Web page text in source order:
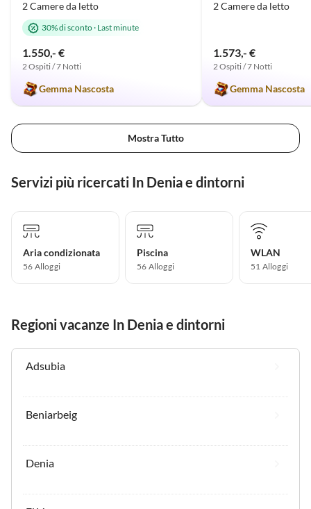
2 Camere da letto
30% di sconto· Last minute
1.550,- €
2 Ospiti / 7 Notti
Gemma Nascosta
2 Camere da letto
1.573,- €
2 Ospiti / 7 Notti
Gemma Nascosta
Mostra Tutto
Servizi più ricercati In Denia e dintorni
Aria condizionata
56 Alloggi
Piscina
56 Alloggi
WLAN
51 Alloggi
Regioni vacanze In Denia e dintorni
Adsubia
Beniarbeig
Denia